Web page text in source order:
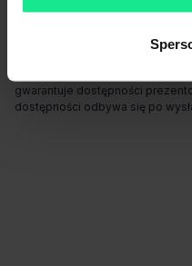
Niniejsze ogłoszenie ma
nie odpowiada za ewentualne
gwarantuje dostępności
dostępności odbywa się po